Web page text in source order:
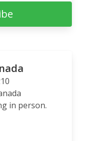
in person.